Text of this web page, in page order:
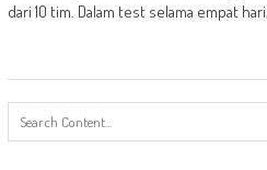
dari 10 tim. Dalam test selama empat